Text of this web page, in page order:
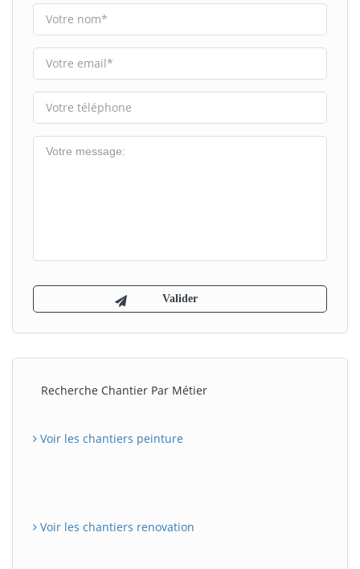
Recherche Chantier Par Métier
Voir les chantiers peinture
Voir les chantiers renovation